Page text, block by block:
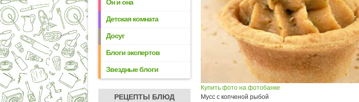
Он и она
Детская комната
Досуг
Блоги экспертов
Звездные блоги
РЕЦЕПТЫ БЛЮД
Купить фото на фотобанке
Мусс с копченой рыбой